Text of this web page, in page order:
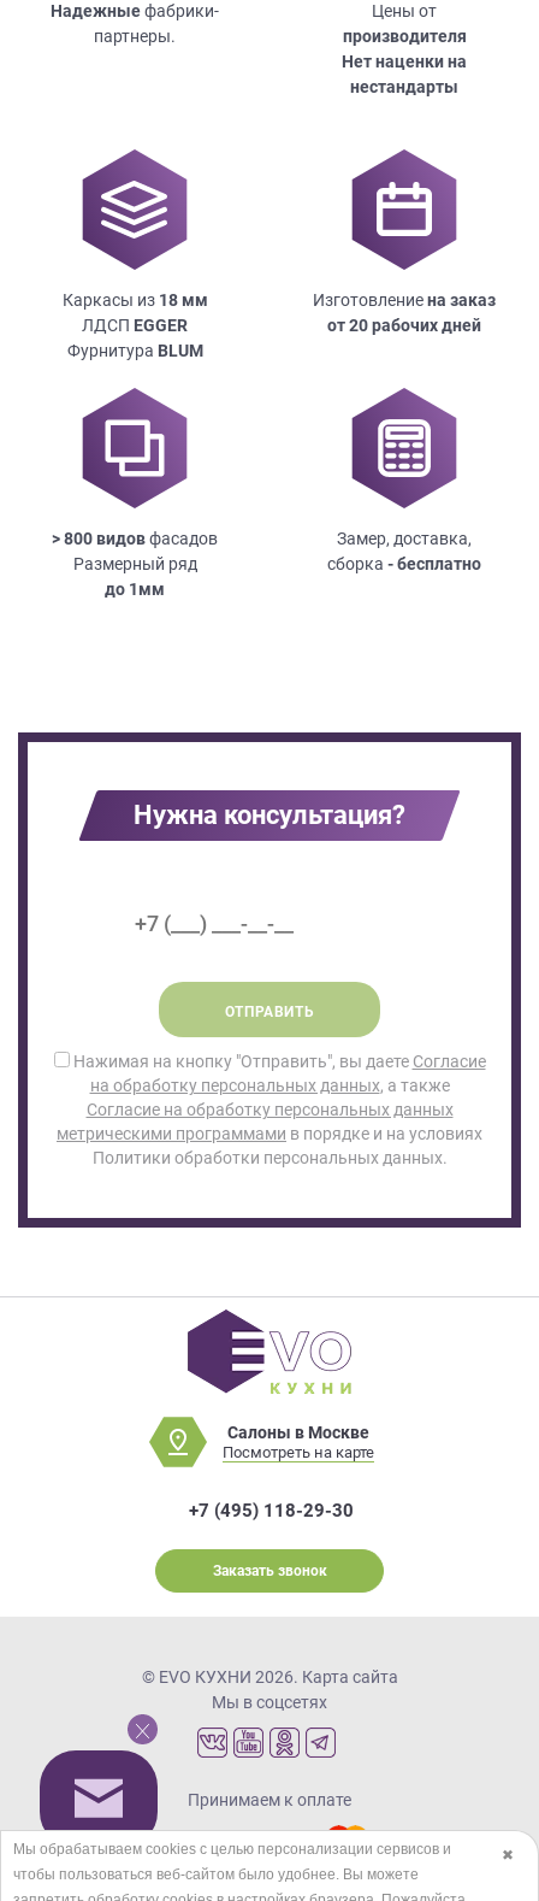
Надежныефабрики-
партнеры.
Цены от
производителя
Нет наценки на
нестандарты
Каркасы из 18мм
ЛДСП EGGER
Фурнитура BLUM
Изготовлениена заказ
от 20 рабочих дней
> 800 видовфасадов
Размерный ряд
до 1мм
Замер, доставка,
сборка - бесплатно
Нужна консультация?
ОТПРАВИТЬ
Нажимая на кнопку "Отправить", вы даете Согласие
на обработку персональных данных, а также
Согласие на обработку персональных данных
метрическими программами в порядке и на условиях
Политики обработки персональных данных.
Салоны в Москве
Посмотреть на карте
+7 (495) 118-29-30
Заказать звонок
© EVO КУХНИ 2026. Карта сайта
Мы в соцсетях
Принимаем к оплате
Кредиты и рассрочка
✖
Мы обрабатываем cookies с целью персонализации сервисов и
чтобы пользоваться веб-сайтом было удобнее. Вы можете